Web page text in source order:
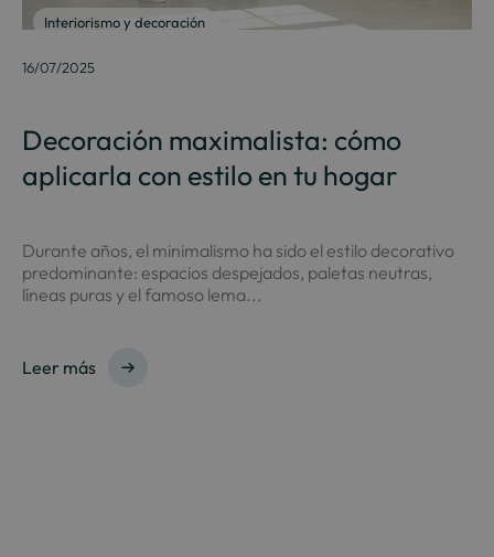
Interiorismo y decoración
16/07/2025
Decoración maximalista: cómo
aplicarla con estilo en tu hogar
Durante años, el minimalismo ha sido el estilo decorativo
predominante: espacios despejados, paletas neutras,
líneas puras y el famoso lema...
Leer más